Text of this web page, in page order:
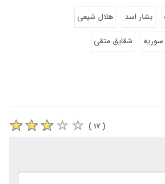
بشار اسد
هلال شیعی
شقایق متقی
( ۱۷ )